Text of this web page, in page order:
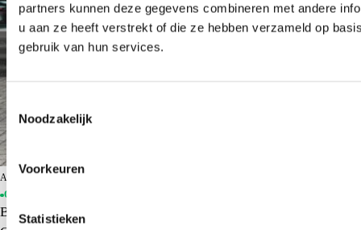
partners kunnen deze gegevens combineren met andere
u aan ze heeft verstrekt of die ze hebben verzameld op
gebruik van hun services.
Noodzakelijk
Voorkeuren
Statistieken
ADG Groningen BYD
Op voorraad
BYD ATTO 3